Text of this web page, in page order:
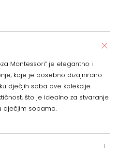
Montessori” je elegantno i
koje je posebno dizajnirano
dječjih soba ove kolekcije.
što je idealno za stvaranje
dječjim sobama.